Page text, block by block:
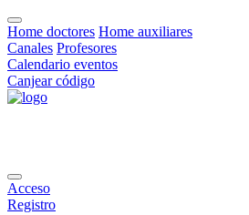
Home doctores Home auxiliares
Canales Profesores
Calendario eventos
Canjear código
Acceso
Registro